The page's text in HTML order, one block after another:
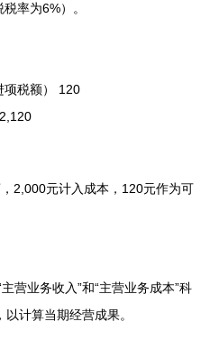
率为6%）。
税额） 120
2,000元计入成本，120元作为可
营业务收入”和“主营业务成本”科
计算当期经营成果。